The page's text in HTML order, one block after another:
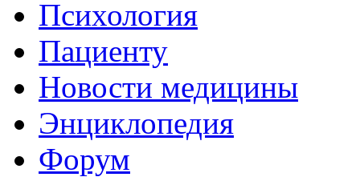
Психология
Пациенту
Новости медицины
Энциклопедия
Форум